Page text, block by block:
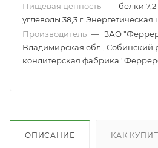
Пищевая ценность — белки
углеводы 38,3 г. Энергетическая
Производитель — ЗАО
Владимирская обл., Собинский
кондитерская фабрика
ОПИСАНИЕ КАК